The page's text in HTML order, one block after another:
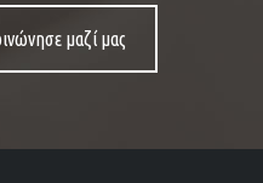
μαζί μας